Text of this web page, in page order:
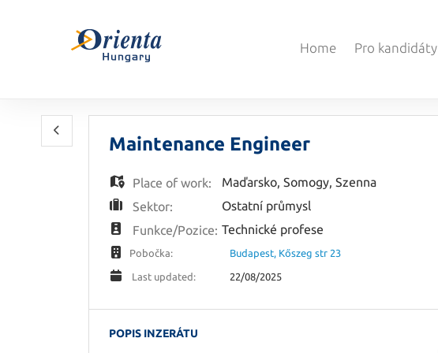
Home Pro kandidáty
Maintenance Engineer
Place of work: Maďarsko, Somogy, Szenna
Sektor:
Ostatní průmysl
Funkce/Pozice: Technické profese
Pobočka: Budapest, Kőszeg str 23
Last updated: 22/08/2025
POPIS INZERÁTU